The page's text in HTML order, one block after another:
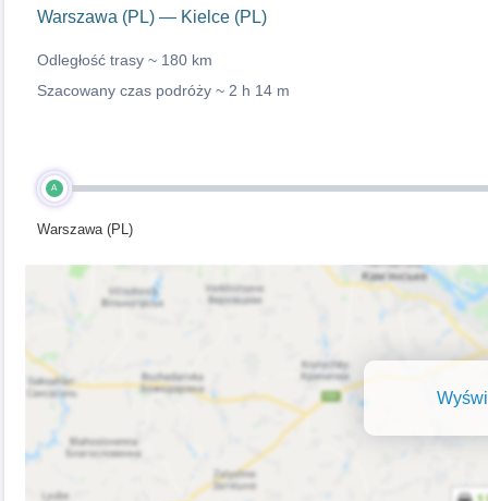
Warszawa (PL) — Kielce (PL)
Odległość trasy ~ 180 km
Szacowany czas podróży ~ 2 h 14 m
A
Warszawa (PL)